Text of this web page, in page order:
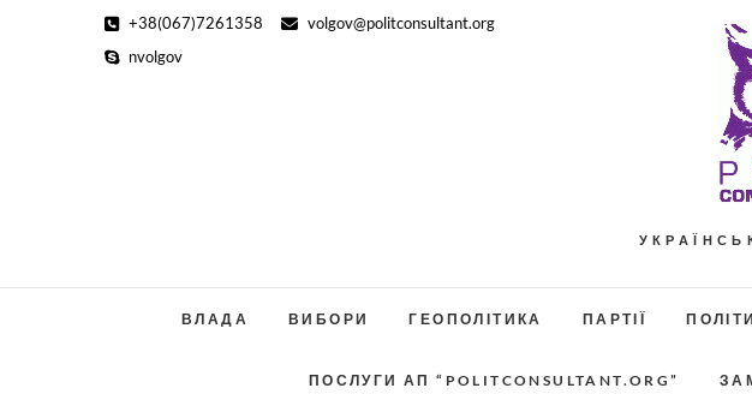
+38(067)7261358
volgov@politconsultant.org
nvolgov
ВЛАДА ВИБОРИ ГЕОПОЛІТИКА ПАРТІЇ
ПОСЛУГИ АП “POLITCONSULTANT.ORG”